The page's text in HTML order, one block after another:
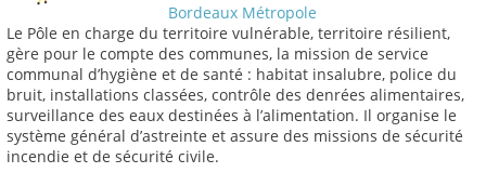
Bordeaux Métropole
Le Pôle en charge du territoire vulnérable, territoire résilient,
gère pour le compte des communes, la mission de service
communal d’hygiène et de santé : habitat insalubre, police du
bruit, installations classées, contrôle des denrées alimentaires,
surveillance des eaux destinées à l’alimentation. Il organise le
système général d’astreinte et assure des missions de sécurité
incendie et de sécurité civile.